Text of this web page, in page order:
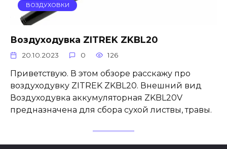
ВОЗДУХОВКИ
Воздуходувка ZITREK ZKBL20
20.10.2023 0 126
Приветствую. В этом обзоре расскажу про
воздуходувку ZITREK ZKBL20. Внешний вид
Воздуходувка аккумуляторная ZKBL20V
предназначена для сбора сухой листвы, травы.